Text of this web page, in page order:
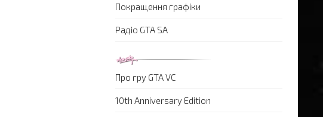
Покращення графіки
Радіо GTA SA
Про гру GTA VC
10th Anniversary Edition